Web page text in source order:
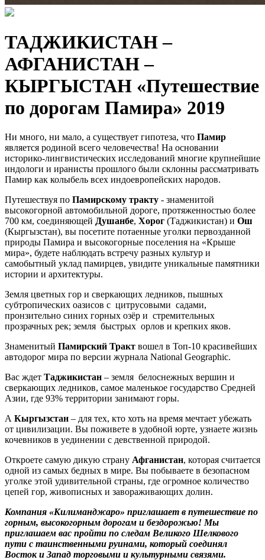
ТАДЖИКИСТАН –
АФГАНИСТАН –
КЫРГЫСТАН «Путешествие
по дорогам Памира» 2019
Ни много, ни мало, а существует гипотеза, что Памир
является родиной всего человечества! На основании
историко-лингвистических исследований многие крупнейшие
индологи и иранисты прошлого были склонны рассматривать
Памир как колыбель всех индоевропейских народов.
Путешествуя по Памирскому тракту - знаменитой
высокогорной автомобильной дороге, протяженностью более
700 км, соединяющей Душанбе, Хорог (Таджикистан) и Ош
(Кыргызстан), вы посетите потаенные уголки первозданной
природы Памира и высокогорные поселения на «Крыше
мира», будете наблюдать встречу разных культур и
самобытный уклад памирцев, увидите уникальные памятники
истории и архитектуры.
Земля цветных гор и сверкающих ледников, пышных
субтропических оазисов с цитрусовыми садами,
пронзительно синих горных озёр и стремительных
прозрачных рек; земля быстрых орлов и крепких яков.
Знаменитый Памирский Тракт вошел в Топ-10 красивейших
автодорог мира по версии журнала National Geographic.
Вас ждет Таджикистан – земля белоснежных вершин и
сверкающих ледников, самое маленькое государство Средней
Азии, где 93% территории занимают горы.
А Кыргызстан – для тех, кто хоть на время мечтает убежать
от цивилизации. Вы поживете в удобной юрте, узнаете жизнь
кочевников в уединении с девственной природой.
Откроете самую дикую страну Афганистан, которая считается
одной из самых бедных в мире. Вы побываете в безопасном
уголке этой удивительной страны, где огромное количество
цепей гор, живописных и завораживающих долин.
Компания «Килиманджаро» приглашает в путешествие по
горным, высокогорным дорогам и бездорожью! Мы
приглашаем вас пройти по следам Великого Шелкового
пути с таинственными руинами, который соединял
Восток и Запад торговыми и культурными связями.